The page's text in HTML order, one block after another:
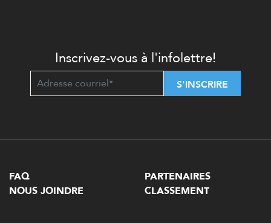
Inscrivez-vous à l'infolettre!
S'INSCRIRE
FAQ
NOUS JOINDRE
PARTENAIRES
CLASSEMENT